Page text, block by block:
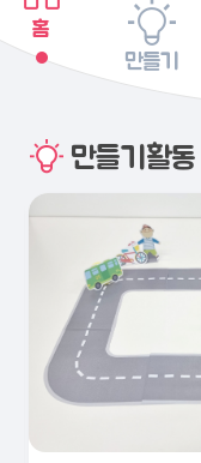
홈
만들기
만들기활동